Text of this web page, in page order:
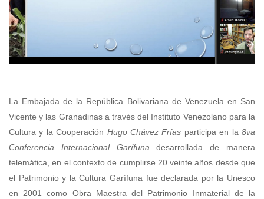
La Embajada de la República Bolivariana de Venezuela en San
Vicente y las Granadinas a través del Instituto Venezolano para la
Cultura y la Cooperación Hugo Chávez Frías participa en la8va
Conferencia Internacional Garífuna desarrollada de manera
telemática, en el contexto de cumplirse 20 veinte años desde que
el Patrimonio y la Cultura Garífuna fue declarada por la Unesco
en 2001 como Obra Maestra del Patrimonio Inmaterial de la